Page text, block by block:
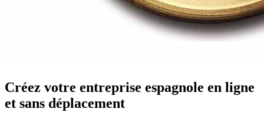
Créez votre entreprise espagnole en ligne
et sans déplacement